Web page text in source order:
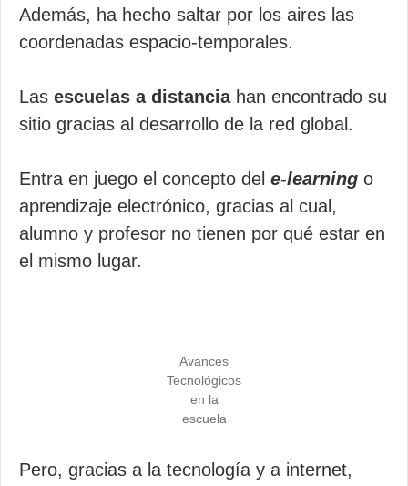
Además, ha hecho saltar por los aires las
coordenadas espacio-temporales.
Las escuelas a distanciahan encontrado su
sitio gracias al desarrollo de la red global.
Entra en juego el concepto del e-learning o
aprendizaje electrónico, gracias al cual,
alumno y profesor no tienen por qué estar en
el mismo lugar.
Avances
Tecnológicos
en la
escuela
Pero, gracias a la tecnología y a internet,